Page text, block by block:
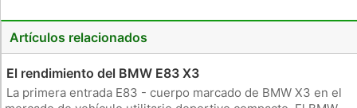
Artículos relacionados
El rendimiento del BMW E83 X3
La primera entrada E83 - cuerpo marcado de BMW X3 en el